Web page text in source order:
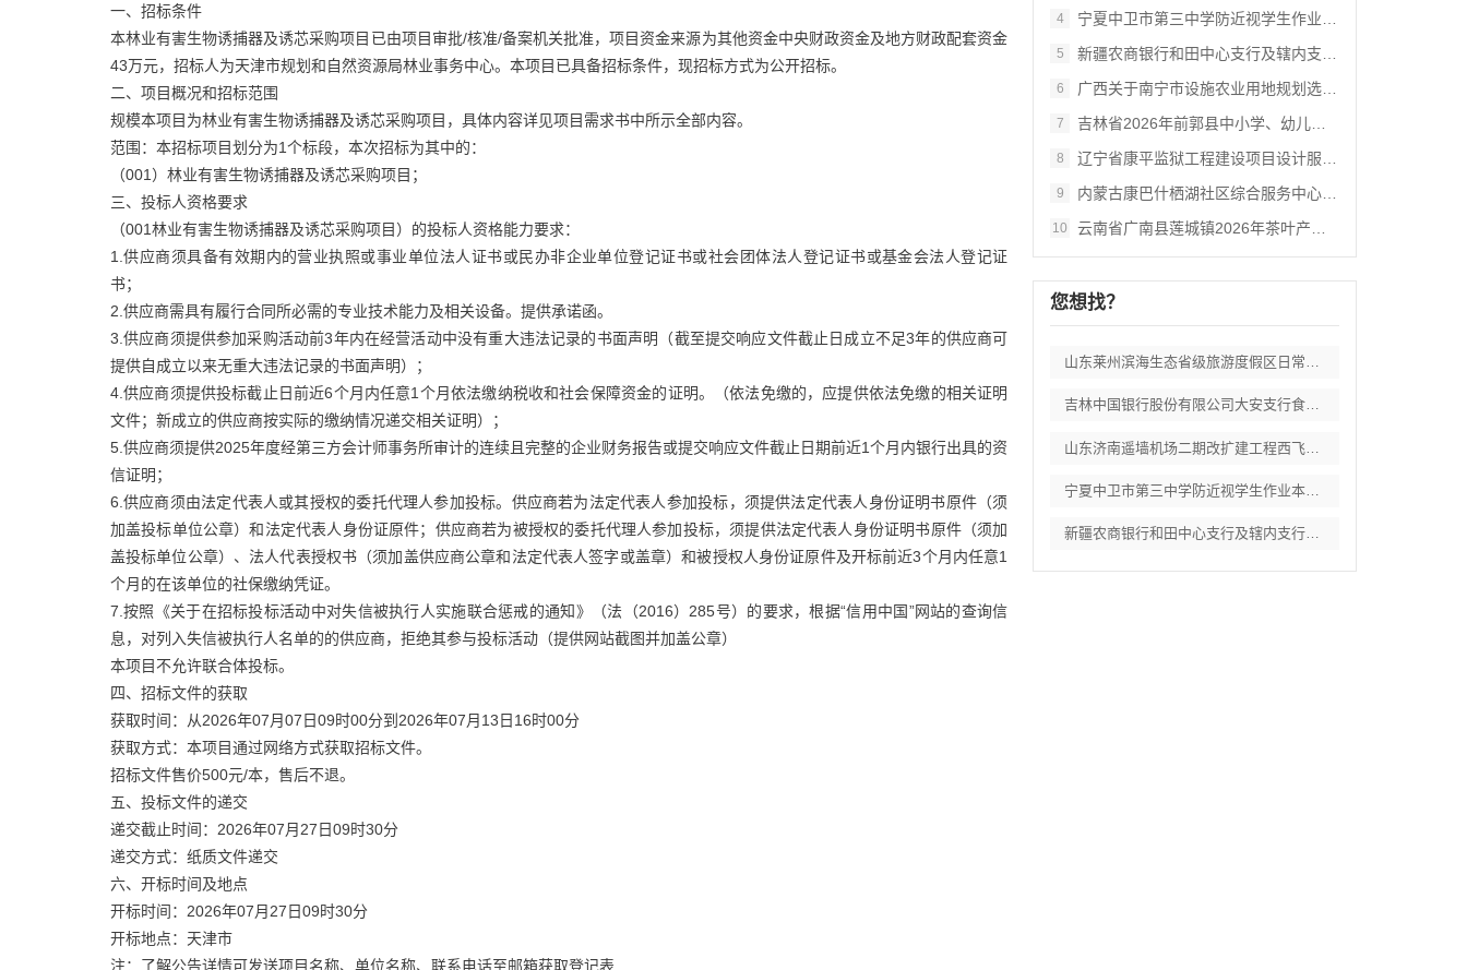
一、招标条件
本林业有害生物诱捕器及诱芯采购项目已由项目审批/核准/备案机关批准，项目资金来源为其他资金中央财政资金及地方财政配套资金
43万元，招标人为天津市规划和自然资源局林业事务中心。本项目已具备招标条件，现招标方式为公开招标。
二、项目概况和招标范围
规模本项目为林业有害生物诱捕器及诱芯采购项目，具体内容详见项目需求书中所示全部内容。
范围：本招标项目划分为1个标段，本次招标为其中的：
（001）林业有害生物诱捕器及诱芯采购项目；
三、投标人资格要求
（001林业有害生物诱捕器及诱芯采购项目）的投标人资格能力要求：
1.供应商须具备有效期内的营业执照或事业单位法人证书或民办非企业单位登记证书或社会团体法人登记证书或基金会法人登记证
书；
2.供应商需具有履行合同所必需的专业技术能力及相关设备。提供承诺函。
3.供应商须提供参加采购活动前3年内在经营活动中没有重大违法记录的书面声明（截至提交响应文件截止日成立不足3年的供应商可
提供自成立以来无重大违法记录的书面声明）；
4.供应商须提供投标截止日前近6个月内任意1个月依法缴纳税收和社会保障资金的证明。（依法免缴的，应提供依法免缴的相关证明
文件；新成立的供应商按实际的缴纳情况递交相关证明）；
5.供应商须提供2025年度经第三方会计师事务所审计的连续且完整的企业财务报告或提交响应文件截止日期前近1个月内银行出具的资
信证明；
6.供应商须由法定代表人或其授权的委托代理人参加投标。供应商若为法定代表人参加投标，须提供法定代表人身份证明书原件（须
加盖投标单位公章）和法定代表人身份证原件；供应商若为被授权的委托代理人参加投标，须提供法定代表人身份证明书原件（须加
盖投标单位公章）、法人代表授权书（须加盖供应商公章和法定代表人签字或盖章）和被授权人身份证原件及开标前近3个月内任意1
个月的在该单位的社保缴纳凭证。
7.按照《关于在招标投标活动中对失信被执行人实施联合惩戒的通知》（法（2016）285号）的要求，根据“信用中国”网站的查询信
息，对列入失信被执行人名单的的供应商，拒绝其参与投标活动（提供网站截图并加盖公章）
本项目不允许联合体投标。
四、招标文件的获取
获取时间：从2026年07月07日09时00分到2026年07月13日16时00分
获取方式：本项目通过网络方式获取招标文件。
招标文件售价500元/本，售后不退。
五、投标文件的递交
递交截止时间：2026年07月27日09时30分
递交方式：纸质文件递交
六、开标时间及地点
开标时间：2026年07月27日09时30分
开标地点：天津市
注：了解公告详情可发送项目名称、单位名称、联系电话至邮箱获取登记表
4 宁夏中卫市第三中学防近视学生作业本采购项
5 新疆农商银行和田中心支行及辖内支行职工体
6 广西关于南宁市设施农业用地规划选址审查数
7 吉林省2026年前郭县中小学、幼儿园食堂
8 辽宁省康平监狱工程建设项目设计服务供应商
9 内蒙古康巴什栖湖社区综合服务中心--外立
10 云南省广南县莲城镇2026年茶叶产业提质
您想找？
山东莱州滨海生态省级旅游度假区日常运维委
吉林中国银行股份有限公司大安支行食堂食品
宁夏中卫市第三中学防近视学生作业本采购项
新疆农商银行和田中心支行及辖内支行职工体